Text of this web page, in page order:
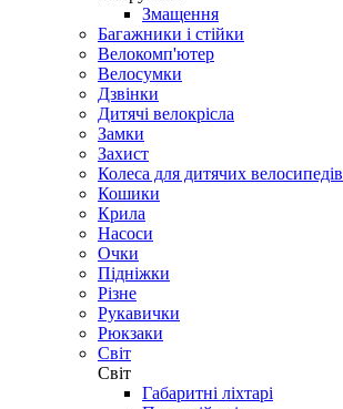
Змащення
Багажники і стійки
Велокомп'ютер
Велосумки
Дзвінки
Дитячі велокрісла
Замки
Захист
Колеса для дитячих велосипедів
Кошики
Крила
Насоси
Очки
Підніжки
Різне
Рукавички
Рюкзаки
Світ
Світ
Габаритні ліхтарі